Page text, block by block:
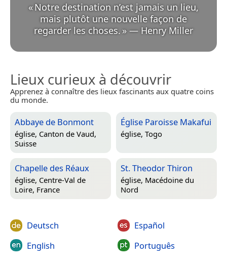
«Notre destination n’est jamais un lieu,
mais plutôt une nouvelle façon de
regarder les choses. » — Henry Miller
Lieux curieux à découvrir
Apprenez à connaître des lieux fascinants aux quatre coins
du monde.
Abbaye de Bonmont
église, Canton de Vaud,
Suisse
Église Paroisse Makafui
église, Togo
Chapelle des Réaux
église, Centre-Val de
Loire, France
St. Theodor Thiron
église, Macédoine du
Nord
Deutsch
English
Español
Português